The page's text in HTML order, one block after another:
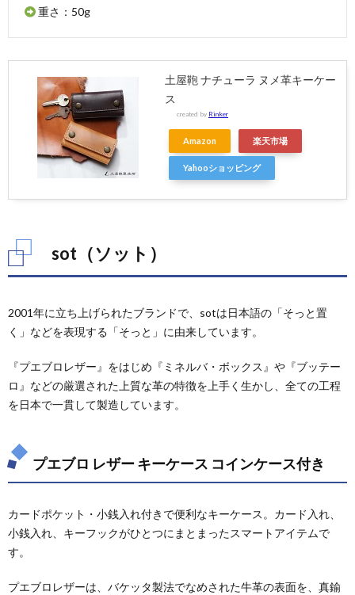
重さ：50g
土屋鞄 ナチューラ ヌメ革キーケー
ス
created by Rinker
Amazon 楽天市場
Yahooショッピング
sot（ソット）
2001年に立ち上げられたブランドで、sotは日本語の「そっと置
く」などを表現する「そっと」に由来しています。
『プエブロレザー』をはじめ『ミネルバ・ボックス』や『ブッテー
ロ』などの厳選された上質な革の特徴を上手く生かし、全ての工程
を日本で一貫して製造しています。
プエブロ レザー キーケース コインケース付き
カードポケット・小銭入れ付きで便利なキーケース。カード入れ、
小銭入れ、キーフックがひとつにまとまったスマートアイテムで
す。
プエブロレザーは、バケッタ製法でなめされた牛革の表面を、真鍮